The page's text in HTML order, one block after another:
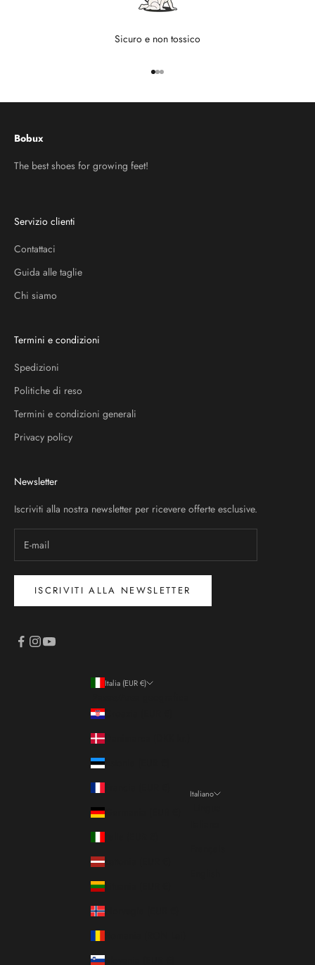
Sicuro e non tossico
Vai all'articolo 1
Vai all'articolo 2
Vai all'articolo 3
Bobux
The best shoes for growing feet!
Servizio clienti
Contattaci
Guida alle taglie
Chi siamo
Termini e condizioni
Spedizioni
Politiche di reso
Termini e condizioni generali
Privacy policy
Newsletter
Iscriviti alla nostra newsletter per ricevere offerte esclusive.
ISCRIVITI ALLA NEWSLETTER
Italia (EUR €)
Croazia (EUR €)
Danimarca (DKK kr.)
Estonia (EUR €)
Francia (EUR €)
Germania (EUR €)
Italia (EUR €)
Lettonia (EUR €)
Lituania (EUR €)
Norvegia (EUR €)
Romania (RON Lei)
Slovenia (EUR €)
Italiano